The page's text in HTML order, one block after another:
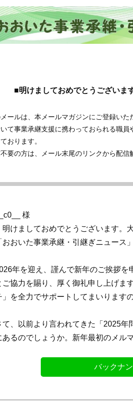
■明けましておめでとうございま
ールは、本メールマガジンにご登録い
て事業承継支援に携わっておられる職
おります。
要の方は、メール末尾のリンクから配信
様
ましておめでとうございます。大
おおいた事業承継・引継ぎニュース
年を迎え、謹んで新年のご挨拶を
ご協力を賜り、厚く御礼申し上げま
」を全力でサポートしてまいります
、以前より言われてきた「2025年
あるのでしょうか。新年最初のメル
バックナ